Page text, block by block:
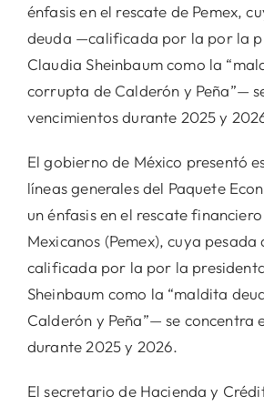
énfasis en el rescate de Pemex,
deuda —calificada por la por la
Claudia Sheinbaum como la
corrupta de Calderón y Peña”—
vencimientos durante 2025 y
El gobierno de México presentó
líneas generales del Paquete
un énfasis en el rescate
Mexicanos (Pemex), cuya
calificada por la por la
Sheinbaum como la “maldita
Calderón y Peña”— se concentra
durante 2025 y 2026.
El secretario de Hacienda y